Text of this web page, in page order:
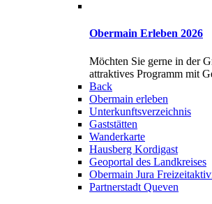
Obermain Erleben 2026
Möchten Sie gerne in der
attraktives Programm mit
Back
Obermain erleben
Unterkunftsverzeichnis
Gaststätten
Wanderkarte
Hausberg Kordigast
Geoportal des Landkreises
Obermain Jura
Partnerstadt Queven